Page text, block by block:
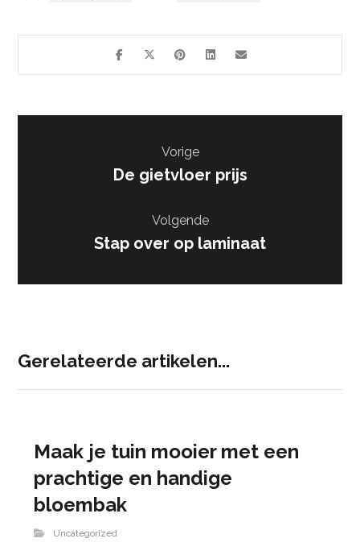
Vorige
De gietvloer prijs
Volgende
Stap over op laminaat
Gerelateerde artikelen...
Maak je tuin mooier met een
prachtige en handige
bloembak
Uncategorized